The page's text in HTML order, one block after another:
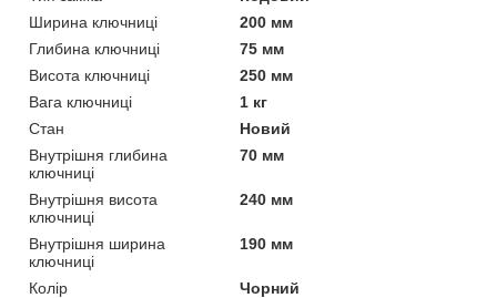
Ширина ключниці
200 мм
Глибина ключниці
75 мм
Висота ключниці
250 мм
Вага ключниці
1 кг
Стан
Новий
Внутрішня глибина
ключниці
70 мм
Внутрішня висота
ключниці
240 мм
Внутрішня ширина
ключниці
190 мм
Колір
Чорний